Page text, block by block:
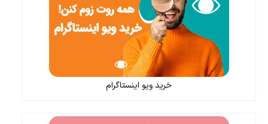
خرید ویو اینستاگرام